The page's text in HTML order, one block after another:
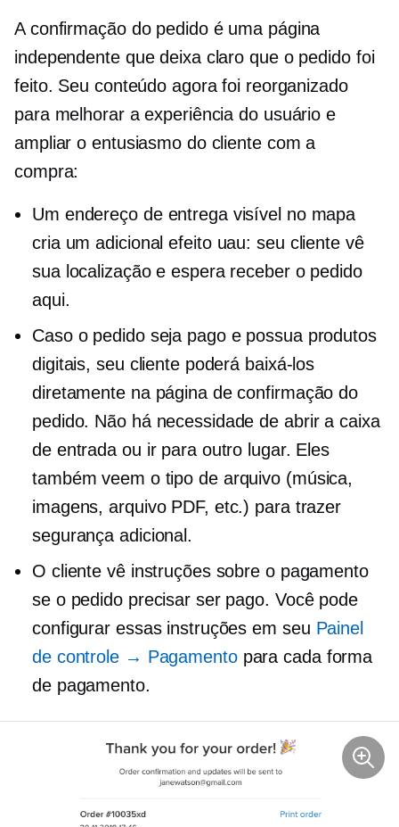
A confirmação do pedido é uma página
independente que deixa claro que o pedido foi
feito. Seu conteúdo agora foi reorganizado
para melhorar a experiência do usuário e
ampliar o entusiasmo do cliente com a
compra:
Um endereço de entrega visível no mapa
cria um adicionalefeito uau: seu cliente vê
sua localização e espera receber o pedido
aqui.
Caso o pedido seja pago e possua produtos
digitais, seu cliente poderá baixá-los
diretamente na página de confirmação do
pedido. Não há necessidade de abrir a caixa
de entrada ou ir para outro lugar. Eles
também veem o tipo de arquivo (música,
imagens, arquivo PDF, etc.) para trazer
segurança adicional.
O cliente vê instruções sobre o pagamento
se o pedido precisar ser pago. Você pode
configurar essas instruções em seu Painel
de controle → Pagamentopara cada forma
de pagamento.